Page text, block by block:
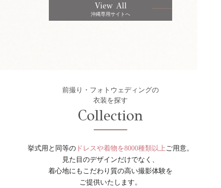
View All
沖縄専用サイトへ
前撮り・フォトウェディングの
衣装を探す
Collection
挙式用と同等の ドレスや着物を8000種類以上 ご用意。
見た目のデザインだけでなく、
着心地にもこだわり質の高い撮影体験を
ご提供いたします。